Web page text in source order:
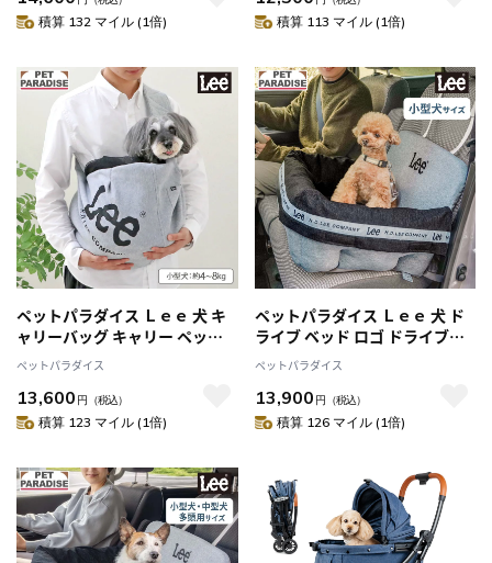
積算 132 マイル (1倍)
ーケース 通院 旅行 ペットキャ
積算 113 マイル (1倍)
ペットパラダイス Ｌｅｅ 犬 キ
ャリーバッグ キャリー ペット
バッグ 小型犬 猫 ペット ペット
スリング 飛び出し防止ストラッ
プ 肩がけ ショルダー キャリー
ケース 通院 お出かけ 病院 旅行
ペットパラダイス
13,600 円 （税込）
積算 123 マイル (1倍)
ペットパラダイス Ｌｅｅ 犬 ド
ライブ ベッド ロゴ ドライブボ
ックス 小型犬 ドライブベッド
車用ベッド 車用 ドライブシー
ト 飛び出し防止 助手席 キャン
プ グッズ ふわふわ カバー付き
ペットパラダイス
13,900 円 （税込）
積算 126 マイル (1倍)